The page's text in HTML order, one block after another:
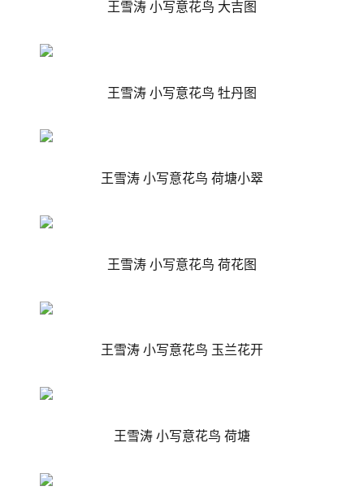
王雪涛 小写意花鸟 大吉图
王雪涛 小写意花鸟 牡丹图
王雪涛 小写意花鸟 荷塘小翠
王雪涛 小写意花鸟 荷花图
王雪涛 小写意花鸟 玉兰花开
王雪涛 小写意花鸟 荷塘